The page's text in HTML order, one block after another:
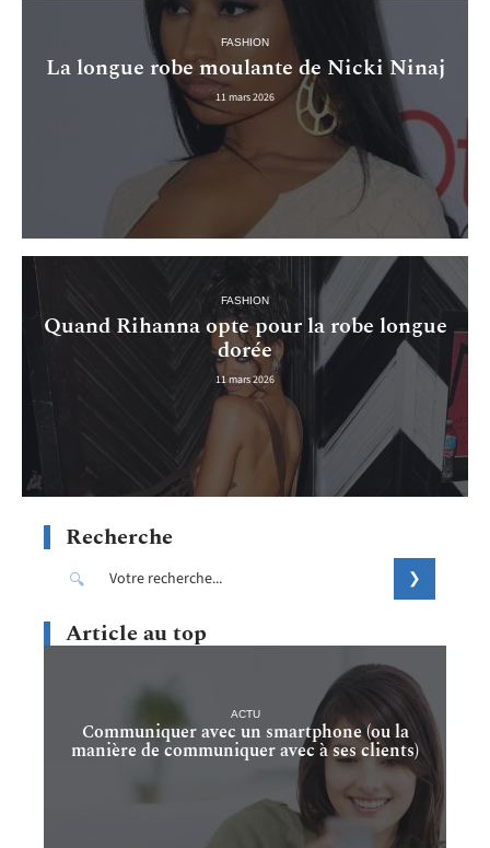
FASHION
La longue robe moulante de Nicki Ninaj
11 mars 2026
FASHION
Quand Rihanna opte pour la robe longue
dorée
11 mars 2026
Recherche
Article au top
ACTU
Communiquer avec un smartphone (ou la
manière de communiquer avec à ses clients)